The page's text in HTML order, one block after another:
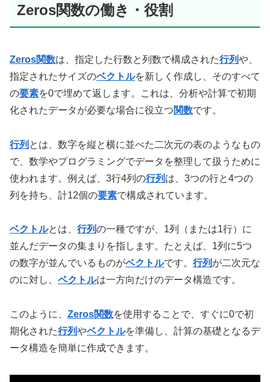
Zeros関数の働き・役割
Zeros関数は、指定した行数と列数で構成された行列や、
指定されたサイズのベクトルを新しく作成し、そのすべて
の要素を0で埋めて返します。これは、分析や計算で初期
化されたデータが必要な場合に役立つ関数です。
行列 とは、数字を縦と横に並べた二次元の表のようなもの
で、数学やプログラミングでデータを整理して扱うために
使われます。例えば、3行4列の行列 は、3つの行と4つの
列を持ち、計12個の要素で構成されています。
ベクトルとは、 行列の一種ですが、1列（または1行）に
並んだデータの集まりを指します。たとえば、1列に5つ
の数字が並んでいるものがベクトルです。 行列 が二次元な
のに対し、 ベクトルは一方向だけのデータ構造です。
このように、 Zeros関数を使用することで、すぐに0で初
期化された行列やベクトルを準備し、計算の基礎となるデ
ータ構造を簡単に作成できます。